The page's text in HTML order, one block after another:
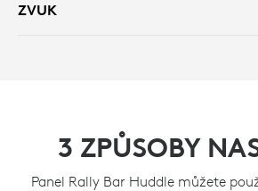
ZVUK
3 ZPŮSOBY
Panel Rally Bar Huddle můžete